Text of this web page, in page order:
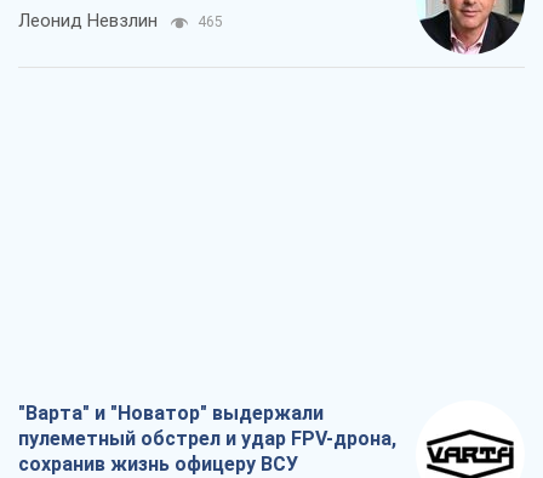
Леонид Невзлин 465
"Варта" и "Новатор" выдержали
пулеметный обстрел и удар FPV-дрона,
сохранив жизнь офицеру ВСУ